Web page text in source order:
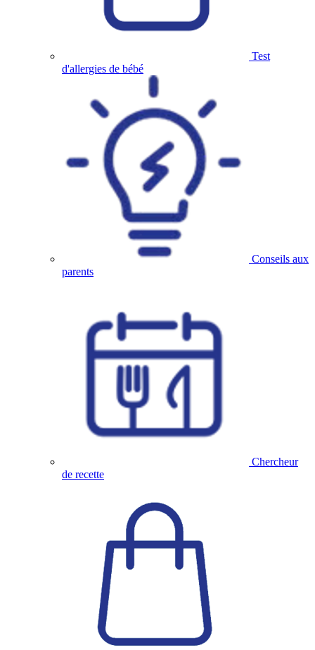
Test
d'allergies de bébé
Conseils aux
parents
Chercheur
de recette